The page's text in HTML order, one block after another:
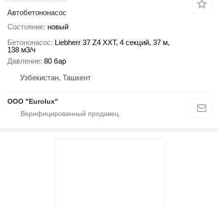
Автобетононасос
Состояние новый
Бетононасос Liebherr 37 Z4 XXT, 4 секций, 37 м,
138 м3/ч
Давление 80 бар
Узбекистан, Ташкент
ООО "Eurolux"